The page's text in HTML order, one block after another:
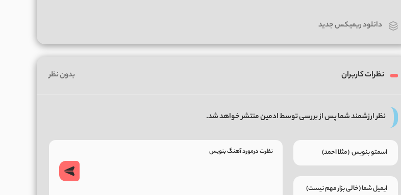
دانلود ریمیکس جدید
نظرات کاربران بدون نظر
نظر ارزشمند شما پس از بررسی توسط ادمین منتشر خواهد شد.